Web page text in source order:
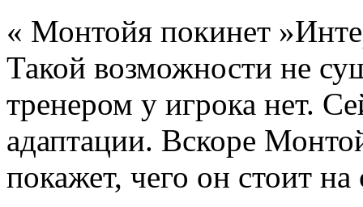
« Монтойя покинет
Такой возможности не
тренером у игрока нет.
адаптации. Вскоре
покажет, чего он стоит